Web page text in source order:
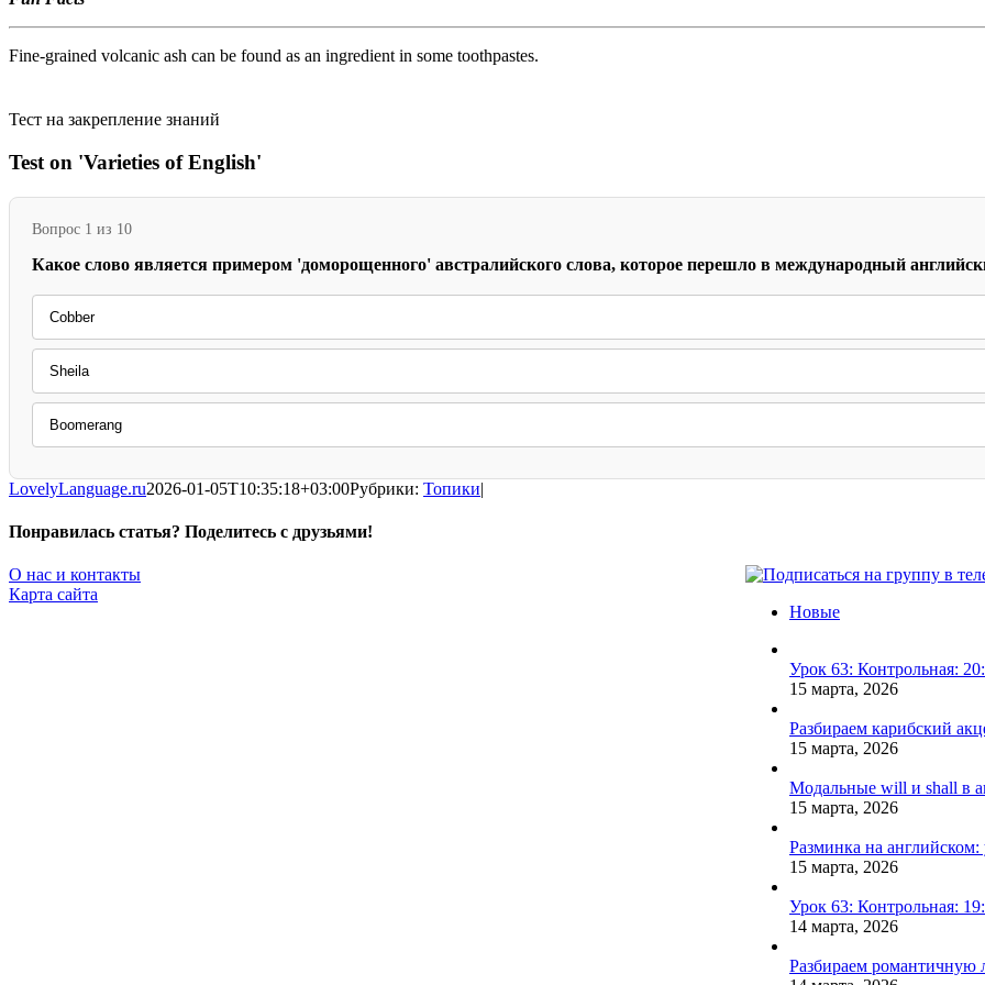
Fine-grained volcanic ash can be found as an ingredient in some toothpastes.
Тест на закрепление знаний
Test on 'Varieties of English'
Вопрос 1 из 10
Какое слово является примером 'доморощенного' австралийского слова, которое перешло в международный
Cobber
Sheila
Boomerang
LovelyLanguage.ru2026-01-05T10:35:18+03:00Рубрики: Топики|
Понравилась статья? Поделитесь с друзьями!
Facebook
X
Pinterest
Vk
Новые
Урок 63: Контрольная:
15 марта, 2026
Разбираем карибский
15 марта, 2026
Модальные will и shall в
15 марта, 2026
Разминка на
15 марта, 2026
Урок 63: Контрольная:
14 марта, 2026
Разбираем романтичную
О нас и контакты
Карта сайта